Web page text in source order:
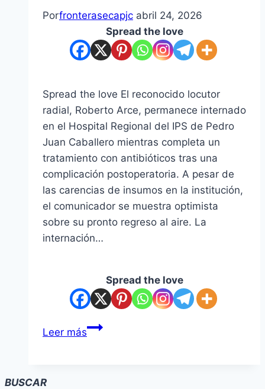
Porfronterasecapjc abril 24, 2026
Spread the love
Spread the love El reconocido locutor
radial, Roberto Arce, permanece internado
en el Hospital Regional del IPS de Pedro
Juan Caballero mientras completa un
tratamiento con antibióticos tras una
complicación postoperatoria. A pesar de
las carencias de insumos en la institución,
el comunicador se muestra optimista
sobre su pronto regreso al aire. La
internación…
Spread the love
Leer más
BUSCAR